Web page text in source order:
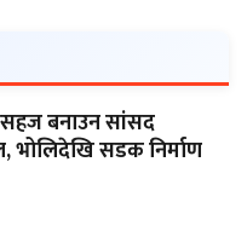
सहज बनाउन सांसद
भोलिदेखि सडक निर्माण